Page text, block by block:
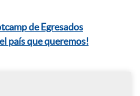
de Egresados
país que queremos!